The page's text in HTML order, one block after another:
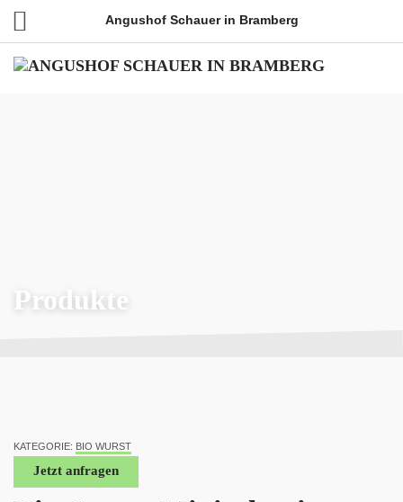
Angushof Schauer in Bramberg
Produkte
KATEGORIE: BIO WURST
Jetzt anfragen